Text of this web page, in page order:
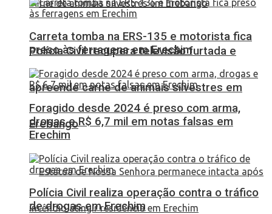
Polícia Civil recupera televisão furtada e
apreende carne de animais silvestres em
Erebango
Carreta tomba na ERS-135 e motorista fica
preso às ferragens em Erechim
Foragido desde 2024 é preso com arma,
drogas e R$ 6,7 mil em notas falsas em
Erechim
Polícia Civil realiza operação contra o tráfico
de drogas em Erechim